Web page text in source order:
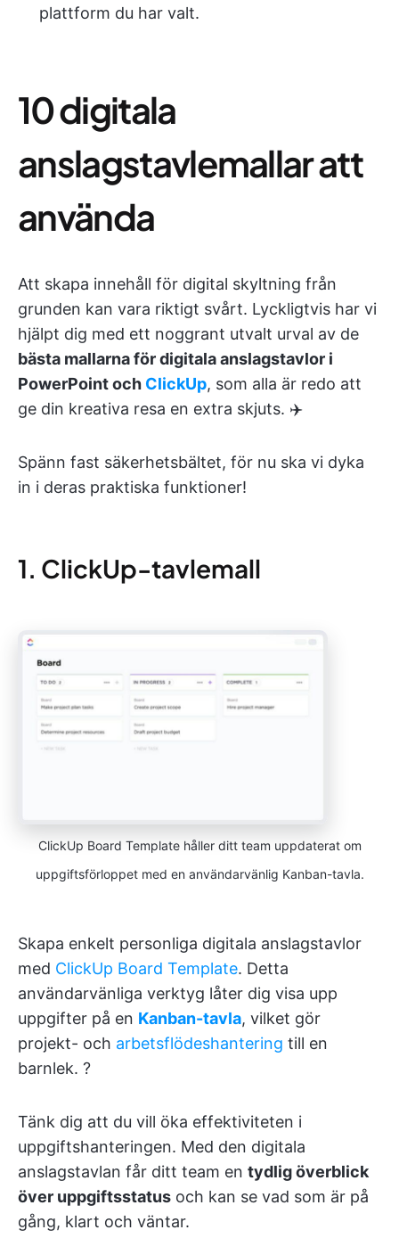
plattform du har valt.
10 digitala
anslagstavlemallar att
använda
Att skapa innehåll för digital skyltning från
grunden kan vara riktigt svårt. Lyckligtvis har vi
hjälpt dig med ett noggrant utvalt urval av de
bästa mallarna för digitala anslagstavlor i
PowerPoint och ClickUp, som alla är redo att
ge din kreativa resa en extra skjuts. ✈️
Spänn fast säkerhetsbältet, för nu ska vi dyka
in i deras praktiska funktioner!
1. ClickUp-tavlemall
ClickUp Board Template håller ditt team uppdaterat om
uppgiftsförloppet med en användarvänlig Kanban-tavla.
Skapa enkelt personliga digitala anslagstavlor
med ClickUp Board Template. Detta
användarvänliga verktyg låter dig visa upp
uppgifter på en Kanban-tavla, vilket gör
projekt- och arbetsflödeshantering till en
barnlek. ?
Tänk dig att du vill öka effektiviteten i
uppgiftshanteringen. Med den digitala
anslagstavlan får ditt team en tydlig överblick
över uppgiftsstatus och kan se vad som är på
gång, klart och väntar.